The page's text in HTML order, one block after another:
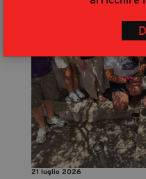
21 luglio 2026